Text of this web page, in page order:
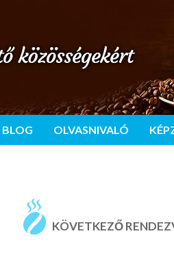
BLOG OLVASNIVALÓ
KÖVETKEZŐ